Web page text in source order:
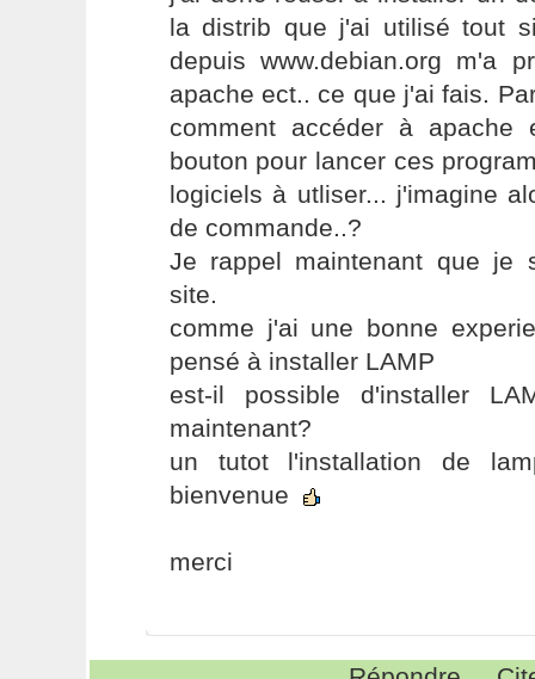
la distrib que j'ai utilisé tout
depuis www.debian.org m'a
apache ect.. ce que j'ai fais.
comment accéder à
bouton pour lancer ces
logiciels à utliser... j'imagine
de commande..?
Je rappel maintenant que je
site.
comme j'ai une bonne
pensé à installer LAMP
est-il possible d'installer
maintenant?
un tutot l'installation de
bienvenue
merci